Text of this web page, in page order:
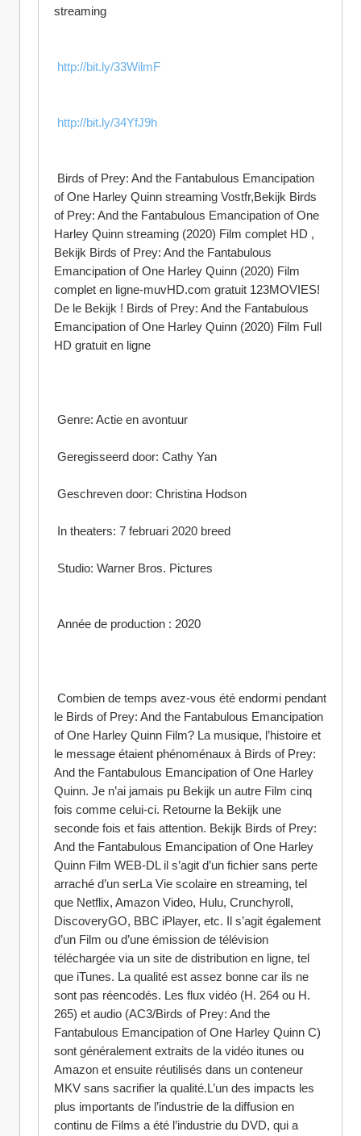
streaming
http://bit.ly/33WilmF
http://bit.ly/34YfJ9h
of One Harley Quinn streaming Vostfr,Bekijk Birds
of Prey: And the Fantabulous Emancipation of One
Harley Quinn streaming (2020) Film complet HD ,
Bekijk Birds of Prey: And the Fantabulous
Emancipation of One Harley Quinn (2020) Film
complet en ligne-muvHD.com gratuit 123MOVIES!
De le Bekijk ! Birds of Prey: And the Fantabulous
Emancipation of One Harley Quinn (2020) Film Full
HD gratuit en ligne
Genre: Actie en avontuur
Geregisseerd door: Cathy Yan
Geschreven door: Christina Hodson
In theaters: 7 februari 2020 breed
Studio: Warner Bros. Pictures
Année de production : 2020
le Birds of Prey: And the Fantabulous Emancipation
of One Harley Quinn Film? La musique, l’histoire et
le message étaient phénoménaux à Birds of Prey:
And the Fantabulous Emancipation of One Harley
Quinn. Je n’ai jamais pu Bekijk un autre Film cinq
fois comme celui-ci. Retourne la Bekijk une
seconde fois et fais attention. Bekijk Birds of Prey:
And the Fantabulous Emancipation of One Harley
Quinn Film WEB-DL il s’agit d’un fichier sans perte
arraché d’un serLa Vie scolaire en streaming, tel
que Netflix, Amazon Video, Hulu, Crunchyroll,
DiscoveryGO, BBC iPlayer, etc. Il s’agit également
d’un Film ou d’une émission de télévision
téléchargée via un site de distribution en ligne, tel
que iTunes. La qualité est assez bonne car ils ne
sont pas réencodés. Les flux vidéo (H. 264 ou H.
265) et audio (AC3/Birds of Prey: And the
Fantabulous Emancipation of One Harley Quinn C)
sont généralement extraits de la vidéo itunes ou
Amazon et ensuite réutilisés dans un conteneur
MKV sans sacrifier la qualité.L’un des impacts les
plus importants de l’industrie de la diffusion en
continu de Films a été l’industrie du DVD, qui a